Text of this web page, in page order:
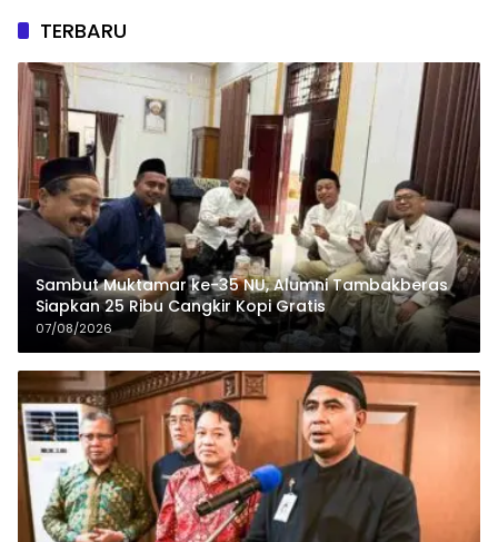
TERBARU
Sambut Muktamar ke-35 NU, Alumni Tambakberas
Siapkan 25 Ribu Cangkir Kopi Gratis
07/08/2026